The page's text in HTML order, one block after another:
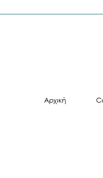
Αρχική